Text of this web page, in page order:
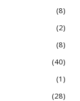
8
2
8
40
1
28